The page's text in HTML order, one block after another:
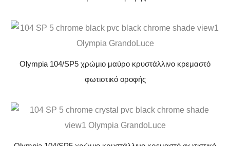
Olympia 104/SP5 χρώμιο μαύρο κρυστάλλινο κρεμαστό
φωτιστικό οροφής